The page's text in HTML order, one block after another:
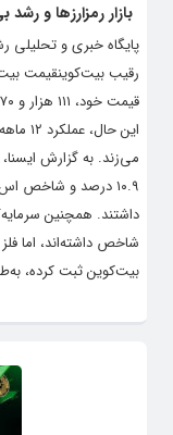
بازار رمزارزها و
این
داشتند. همچنین
شاخص داشته‌اند، اما
بیت‌کوین ثبت کرده،